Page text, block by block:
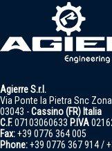
Agierre S.r.l.
Via Ponte la Pietra Snc
03043 -Cassino (FR) Italia
C.F.07103060633 P.IVA
Fax:+39 0776 364 005
Phone:+39 0776 367 914 /